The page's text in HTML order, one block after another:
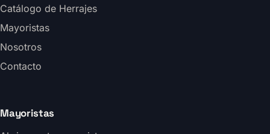
Catálogo de Herrajes
Mayoristas
Nosotros
Contacto
Mayoristas